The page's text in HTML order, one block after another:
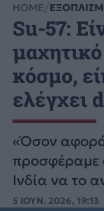
HOME
Su-57:
κόσμο,
ελέγχει
«Όσον αφορά
προσφέραμε
Ινδία να το
5 ΙΟΥΝ. 2026, 19:13